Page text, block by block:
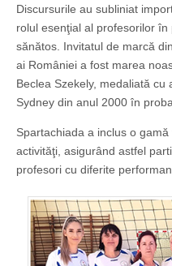
Discursurile au subliniat
rolul esenţial al profesorilor
sănătos. Invitatul de marcă
ai României a fost marea
Beclea Szekely, medaliată
Sydney din anul 2000 în
Spartachiada a inclus o
activităţi, asigurând astfel
profesori cu diferite